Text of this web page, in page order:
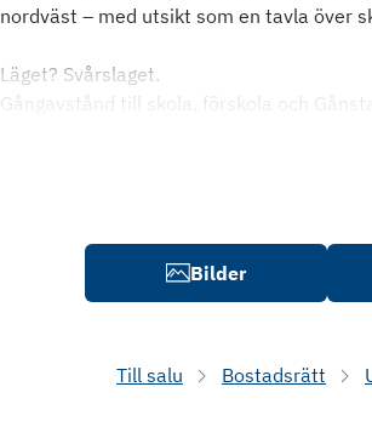
nordväst – med utsikt som en tavla över
Läget? Svårslaget.
Gångavstånd till skola, förskola och
Bilder
Till salu Bostadsrätt